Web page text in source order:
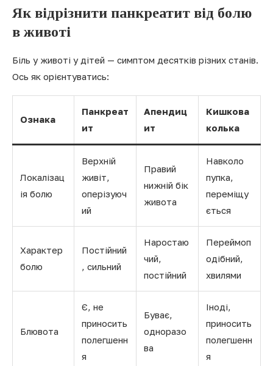
Як відрізнити панкреатит від болю
в животі
Біль у животі у дітей — симптом десятків різних станів.
Ось як орієнтуватись:
Ознака
Панкреат
ит
Апендиц
ит
Кишкова
колька
Локалізац
ія болю
Верхній
живіт,
оперізуюч
ий
Правий
нижній бік
живота
Навколо
пупка,
переміщу
ється
Характер
болю
Постійний
, сильний
Наростаю
чий,
постійний
Переймоп
одібний,
хвилями
Блювота
Є, не
приносить
полегшенн
я
Буває,
одноразо
ва
Іноді,
приносить
полегшенн
я